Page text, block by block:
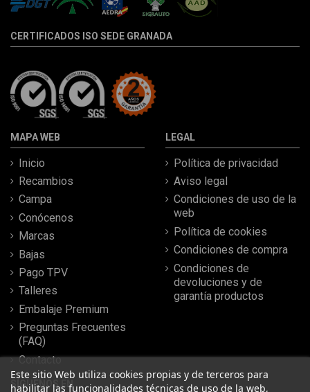
CERTIFICADOS ISO SEDE GRANADA
MAPA WEB
Inicio
Recambios
Campa
Conócenos
Marcas
Bajas
Pago TPV
Talleres
Embalaje Premium
Preguntas Frecuentes
(FAQ)
Contacto
LEGAL
Política de privacidad
Aviso legal
Condiciones de uso de la
web
Política de cookies
Condiciones de compra
Condiciones de
devoluciones y de
garantía productos
Este sitio Web utiliza cookies propias y de terceros para
habilitar las funcionalidades técnicas de uso de la web,
SÍGUENOS EN